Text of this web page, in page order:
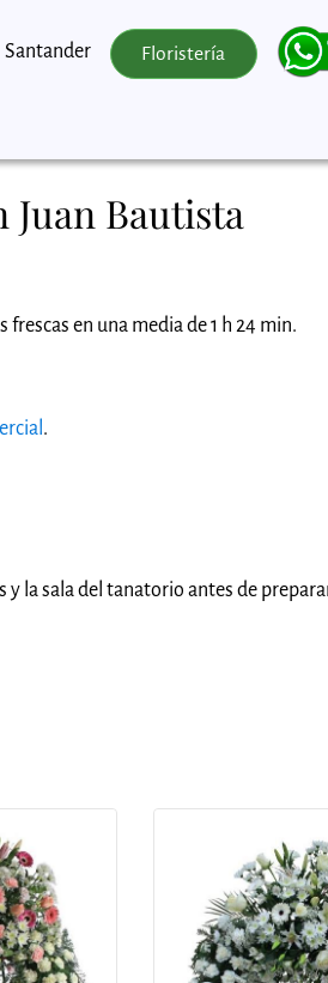
Santander Floristería
Bautista
frescas en una media de 1 h 24 min.
.
la sala del tanatorio antes de